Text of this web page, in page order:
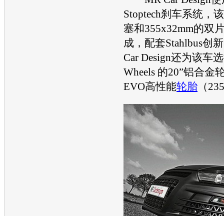
Stoptech刹车系统，
塞和355x32mm的双
成，配套Stahlbus创
Car Design还为该车
Wheels 的20”铝合金
EVO高性能轮胎 （